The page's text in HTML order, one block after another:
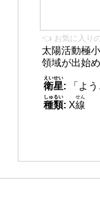
👈 お気に入り
太陽活動極
領域が出始め
衛星
えいせい
:
「よ
種類
しゅるい
: X線
せん